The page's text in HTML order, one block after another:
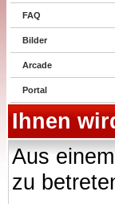
FAQ
Bilder
Arcade
Portal
Ihnen
Aus
zu